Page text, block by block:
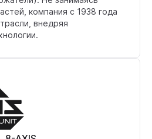
компания с 1938 года
внедряя